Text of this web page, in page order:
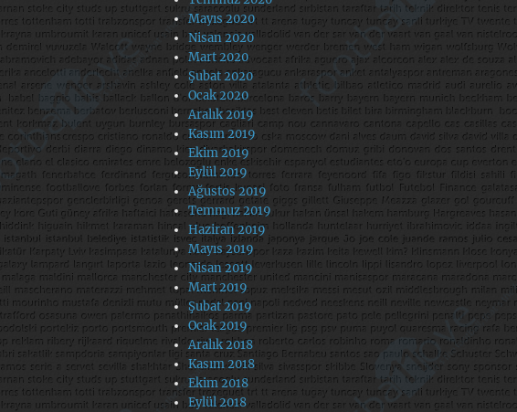
Mayıs 2020
Nisan 2020
Mart 2020
Şubat 2020
Ocak 2020
Aralık 2019
Kasım 2019
Ekim 2019
Eylül 2019
Ağustos 2019
Temmuz 2019
Haziran 2019
Mayıs 2019
Nisan 2019
Mart 2019
Şubat 2019
Ocak 2019
Aralık 2018
Kasım 2018
Ekim 2018
Eylül 2018